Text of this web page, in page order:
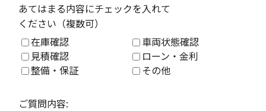
あてはまる内容にチェックを入れて
ください（複数可）
在庫確認
車両状態確認
見積確認
ローン・金利
整備・保証
その他
ご質問内容: